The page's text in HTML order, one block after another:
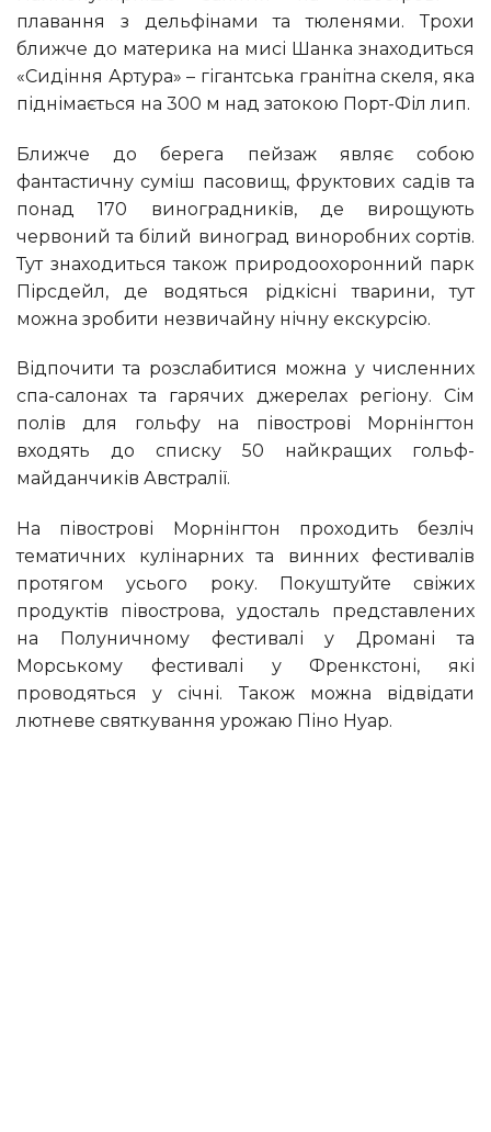
плавання з дельфінами та тюленями. Трохи
ближче до материка на мисі Шанка знаходиться
«Сидіння Артура» – гігантська гранітна скеля, яка
піднімається на 300 м над затокою Порт-Філ лип.
Ближче до берега пейзаж являє собою
фантастичну суміш пасовищ, фруктових садів та
понад 170 виноградників, де вирощують
червоний та білий виноград виноробних сортів.
Тут знаходиться також природоохоронний парк
Пірсдейл, де водяться рідкісні тварини, тут
можна зробити незвичайну нічну екскурсію.
Відпочити та розслабитися можна у численних
спа-салонах та гарячих джерелах регіону. Сім
полів для гольфу на півострові Морнінгтон
входять до списку 50 найкращих гольф-
майданчиків Австралії.
На півострові Морнінгтон проходить безліч
тематичних кулінарних та винних фестивалів
протягом усього року. Покуштуйте свіжих
продуктів півострова, удосталь представлених
на Полуничному фестивалі у Дромані та
Морському фестивалі у Френкстоні, які
проводяться у січні. Також можна відвідати
лютневе святкування урожаю Піно Нуар.